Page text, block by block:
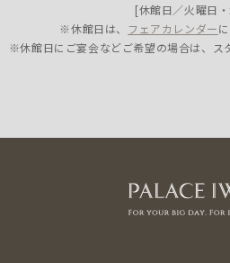
[休館日／火曜日
※休館日は、 フェアカレンダー
※休館日にご宴会などご希望の場合は、ス